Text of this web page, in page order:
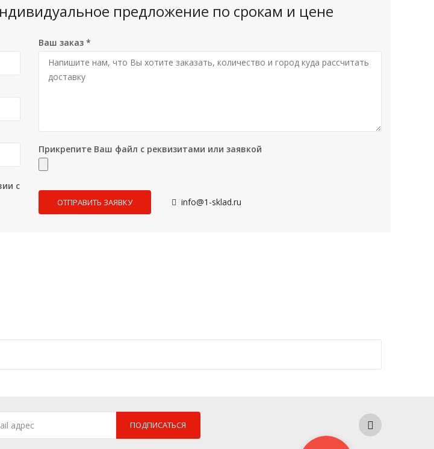
предложение по срокам и цене
с
Ваш заказ *
Прикрепите Ваш файл с реквизитами или заявкой
info@1-sklad.ru
ПОДПИСАТЬСЯ